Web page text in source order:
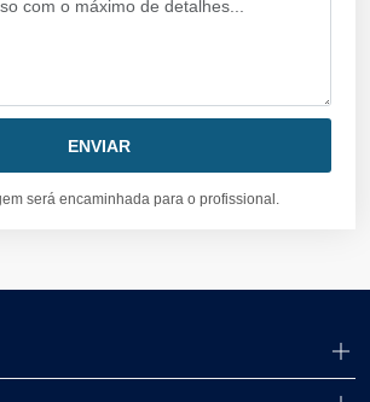
será encaminhada para o profissional.